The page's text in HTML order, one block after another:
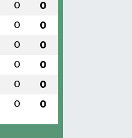
0 0
0 0
0 0
0 0
0 0
0 0